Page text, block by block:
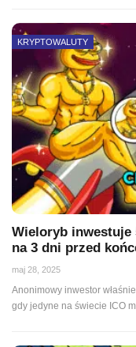
KRYPTOWALUTY
Wieloryb inwestuje
na 3 dni przed
maj 28, 2025
Anonimowy inwestor
gdy jedyne na świecie ICO